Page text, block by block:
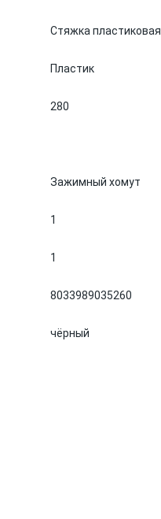
Стяжка пластиковая
Пластик
280
Зажимный хомут
1
1
8033989035260
чёрный